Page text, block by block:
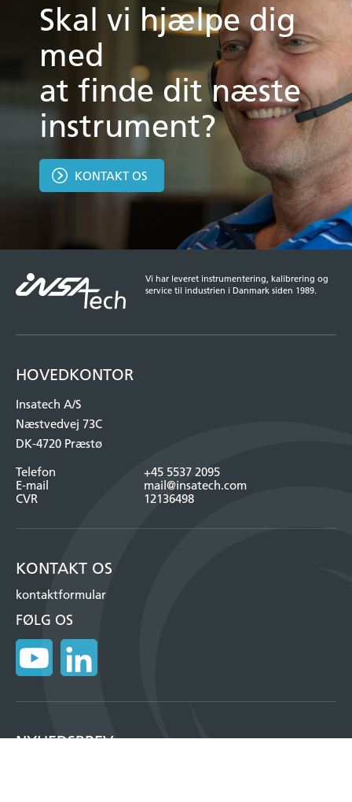
Skal vi hjælpe dig
med
at finde dit næste
instrument?
KONTAKT OS
Vi har leveret instrumentering, kalibrering og
service til industrien i Danmark siden 1989.
HOVEDKONTOR
Insatech A/S
Næstvedvej 73C
DK-4720 Præstø
Telefon
+45 5537 2095
E-mail
mail@insatech.com
CVR
12136498
KONTAKT OS
kontaktformular
FØLG OS
NYHEDSBREV